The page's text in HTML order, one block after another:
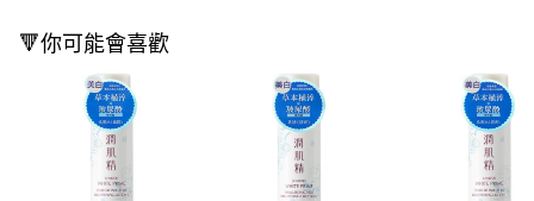
２．訂單成立數日內，您將收到繳費通知簡訊。
３．收到繳費通知簡訊後14天內，點擊此簡訊中的連結，可透過四大超商／
ATM／網路銀行／等多元方式進行付款，方視為交易完成。
※ 請注意：結帳手續完成當下不需立刻繳費，但若您需要取消訂單，請聯絡
購買商品的店家。未經商家同意取消之訂單仍視為有效，需透過AFTEE先享
後付繳納相關費用。
※ 交易是否成功請以「AFTEE先享後付 」之結帳頁面顯示為準，若有關於
每筆NT$65，滿NT$390(含以上)免運費
萊爾富取貨付款
每筆NT$65，滿NT$490(含以上)免運費
付款後萊爾富取貨
🔻你可能會喜歡